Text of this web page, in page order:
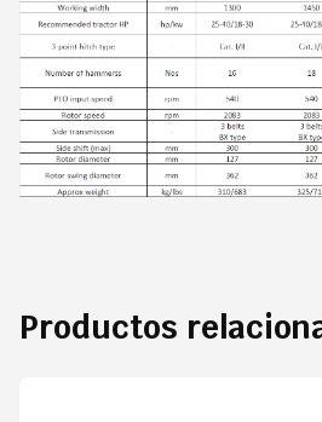
Productos